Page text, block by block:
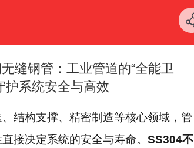
缝钢管：工业管道的“全能卫
护系统安全与高效
结构支撑、精密制造等核心领域，管
接决定系统的安全与寿命。 SS304不